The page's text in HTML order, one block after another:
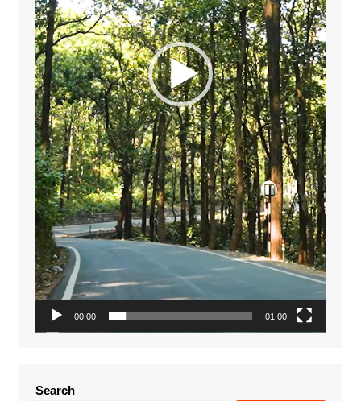
00:00 01:00
Search